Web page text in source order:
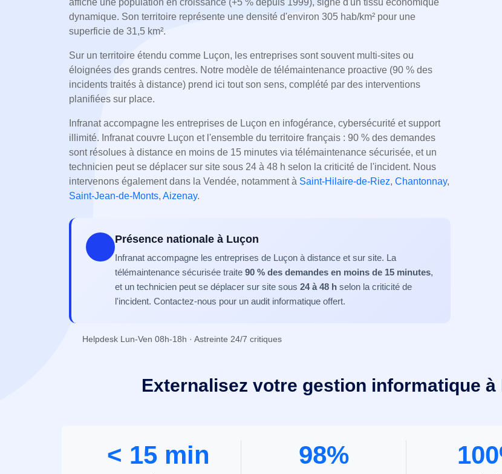
affiche une population en croissance (+5 % depuis 1999), signe d'un tissu économique
dynamique. Son territoire représente une densité d'environ 305 hab/km² pour une
superficie de 31,5 km².
Sur un territoire étendu comme Luçon, les entreprises sont souvent multi-sites ou
éloignées des grands centres. Notre modèle de télémaintenance proactive (90 % des
incidents traités à distance) prend ici tout son sens, complété par des interventions
planifiées sur place.
Infranat accompagne les entreprises de Luçon en infogérance, cybersécurité et support
illimité. Infranat couvre Luçon et l'ensemble du territoire français : 90 % des demandes
sont résolues à distance en moins de 15 minutes via télémaintenance sécurisée, et un
technicien peut se déplacer sur site sous 24 à 48 h selon la criticité de l'incident. Nous
intervenons également dans la Vendée, notamment à Saint-Hilaire-de-Riez, Chantonnay,
Saint-Jean-de-Monts, Aizenay.
Présence nationale à Luçon
Infranat accompagne les entreprises de Luçon à distance et sur site. La
télémaintenance sécurisée traite 90 % des demandes en moins de 15 minutes,
et un technicien peut se déplacer sur site sous 24 à 48 h selon la criticité de
l'incident. Contactez-nous pour un audit informatique offert.
Helpdesk Lun-Ven 08h-18h · Astreinte 24/7 critiques
Externalisez votre gestion informatique
< 15 min 98%